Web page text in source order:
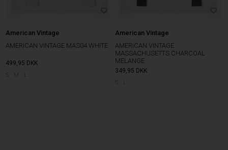
American Vintage
AMERICAN VINTAGE MAS04 WHITE
499,95 DKK
M L
American Vintage
AMERICAN VINTAGE
MASSACHUSETTS CHARCOAL
MELANGE
349,95 DKK
L